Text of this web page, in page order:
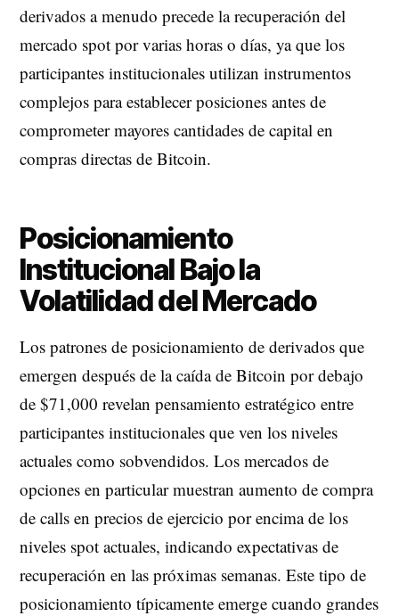
derivados a menudo precede la recuperación del
mercado spot por varias horas o días, ya que los
participantes institucionales utilizan instrumentos
complejos para establecer posiciones antes de
comprometer mayores cantidades de capital en
compras directas de Bitcoin.
Posicionamiento
Institucional Bajo la
Volatilidad del Mercado
Los patrones de posicionamiento de derivados que
emergen después de la caída de Bitcoin por debajo
de $71,000 revelan pensamiento estratégico entre
participantes institucionales que ven los niveles
actuales como sobvendidos. Los mercados de
opciones en particular muestran aumento de compra
de calls en precios de ejercicio por encima de los
niveles spot actuales, indicando expectativas de
recuperación en las próximas semanas. Este tipo de
posicionamiento típicamente emerge cuando grandes